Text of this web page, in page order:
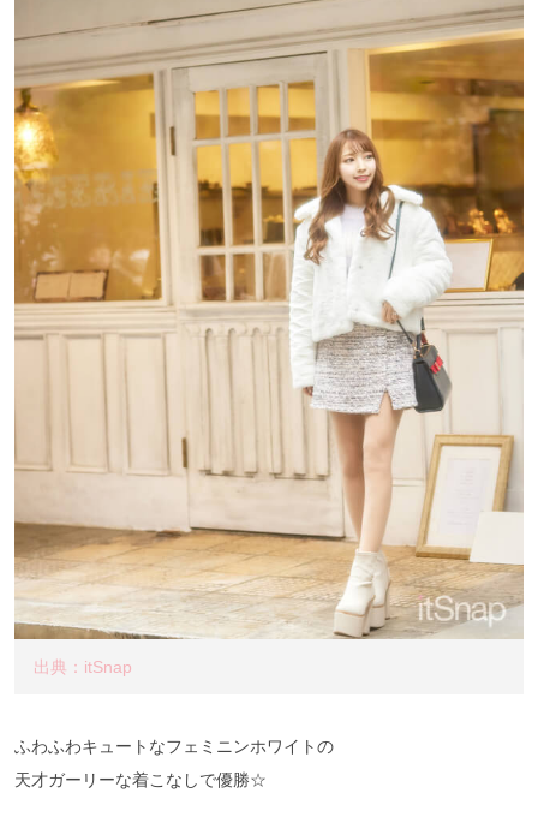
出典：itSnap
ふわふわキュートなフェミニンホワイトの
天才ガーリーな着こなしで優勝☆